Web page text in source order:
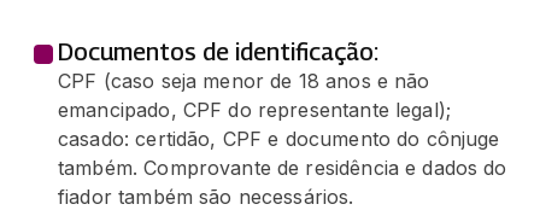
Documentos de identificação:
CPF (caso seja menor de 18 anos e não
emancipado, CPF do representante legal);
casado: certidão, CPF e documento do cônjuge
também. Comprovante de residência e dados do
fiador também são necessários.